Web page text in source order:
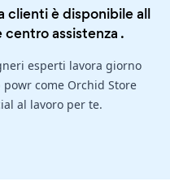
clienti è disponibile all
centro assistenza .
esperti lavora giorno
come Orchid Store
al lavoro per te.